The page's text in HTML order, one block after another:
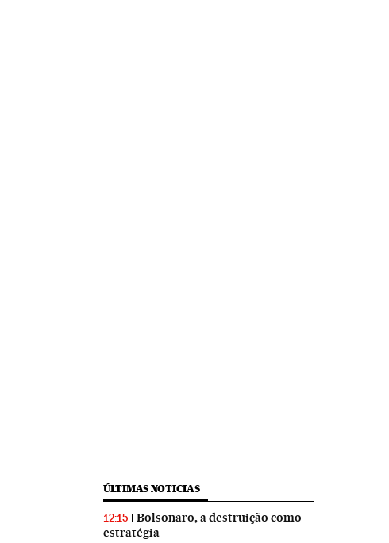
ÚLTIMAS NOTICIAS
12:15
Bolsonaro, a destruição como
estratégia